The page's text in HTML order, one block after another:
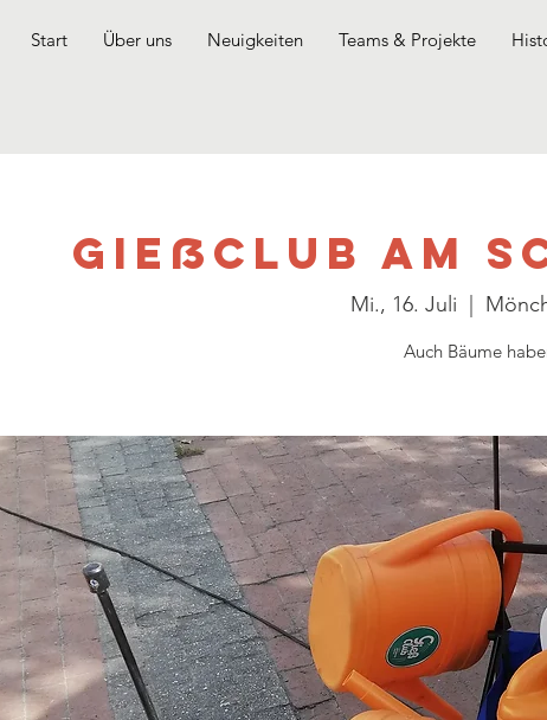
Start Über uns Neuigkeiten Teams & Projekte
Gießclub am
Mi., 16. Juli
Auch Bäume